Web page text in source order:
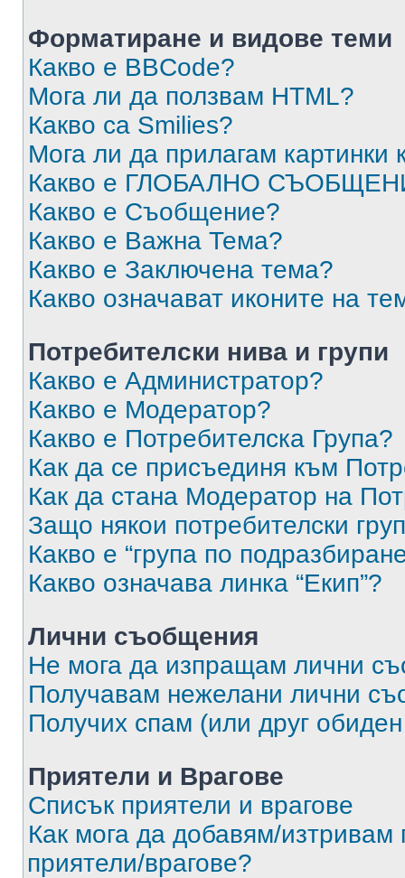
Форматиране и видове теми
Какво е BBCode?
Мога ли да ползвам HTML?
Какво са Smilies?
Мога ли да прилагам
Какво е ГЛОБАЛНО
Какво е Съобщение?
Какво е Важна Тема?
Какво е Заключена тема?
Какво означават иконите на
Потребителски нива и групи
Какво е Администратор?
Какво е Модератор?
Какво е Потребителска Група?
Как да се присъединя към
Как да стана Модератор на
Защо някои потребителски
Какво е “група по
Какво означава линка “Екип”?
Лични съобщения
Не мога да изпращам лични
Получавам нежелани лични
Получих спам (или друг
Приятели и Врагове
Списък приятели и врагове
Как мога да добавям/изтривам
приятели/врагове?